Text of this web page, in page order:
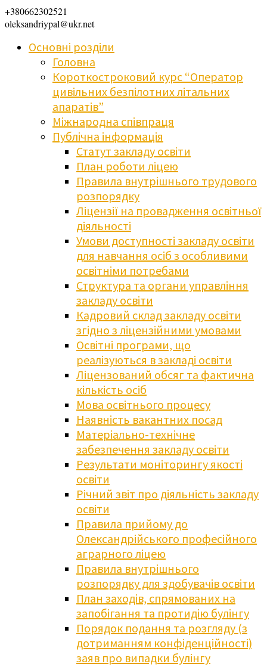
+380662302521
oleksandriypal@ukr.net
Основні розділи
Головна
Короткостроковий курс “Оператор
цивільних безпілотних літальних
апаратів”
Міжнародна співпраця
Публічна інформація
Статут закладу освіти
План роботи ліцею
Правила внутрішнього трудового
розпорядку
Ліцензії на провадження освітньої
діяльності
Умови доступності закладу освіти
для навчання осіб з особливими
освітніми потребами
Структура та органи управління
закладу освіти
Кадровий склад закладу освіти
згідно з ліцензійними умовами
Освітні програми, що
реалізуються в закладі освіти
Ліцензований обсяг та фактична
кількість осіб
Мова освітнього процесу
Наявність вакантних посад
Матеріально-технічне
забезпечення закладу освіти
Результати моніторингу якості
освіти
Річний звіт про діяльність закладу
освіти
Правила прийому до
Олександрійського професійного
аграрного ліцею
Правила внутрішнього
розпорядку для здобувачів освіти
План заходів, спрямованих на
запобігання та протидію булінгу
Порядок подання та розгляду (з
дотриманням конфіденційності)
заяв про випадки булінгу